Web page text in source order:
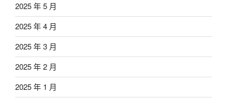
2025 年 5 月
2025 年 4 月
2025 年 3 月
2025 年 2 月
2025 年 1 月